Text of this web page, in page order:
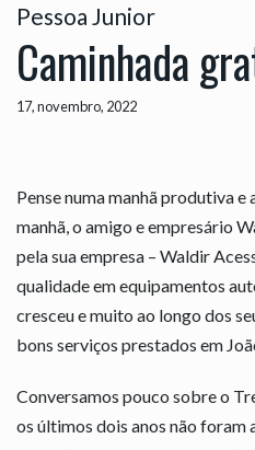
Pessoa Junior
Caminhada
17, novembro, 2022
Pense numa manhã produtiva
manhã, o amigo e empresário
pela sua empresa – Waldir
qualidade em equipamentos
cresceu e muito ao longo dos
bons serviços prestados em
Conversamos pouco sobre o
os últimos dois anos não foram